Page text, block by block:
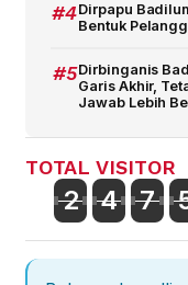
#4Dirpapu
Bentuk
#5Dirbinganis
Garis Akhir,
Jawab Lebih
TOTAL VISITOR
2 4 7